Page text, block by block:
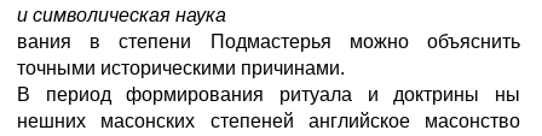
и символическая наука
вания в степени Подмастерья можно объяснить
точными историческими причинами.
В период формирования ритуала и доктрины ны
нешних масонских степеней английское масонство